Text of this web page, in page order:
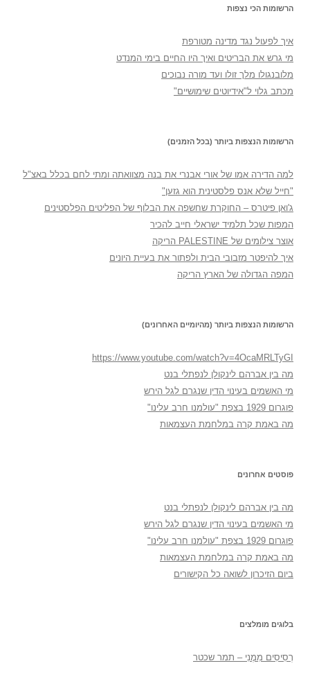
הרשומות הכי נצפות
איך לפעול נגד מדינה מטורפת
מי גרש את הבריטים ואיך היו החיים בימי המנדט
מלובנגולו מלך זולו ועד מורה נבוכים
מכתב גלוי ל"אידיוטים שימושיים"
הרשומות הנצפות ביותר (בכל הזמנים)
למה הדירה אמו של אורי אבנרי את בנה מצוואתה ומתי לחם בכלל באצ"ל
"חייל שלא אנס פלסטינית הוא גזען"
ג'ואן פיטרס – החוקרת שחשפה את הבלוף של הפליטים הפלסטינים
המפות שכל תלמיד ישראלי חייב להכיר
אוצר צילומים של PALESTINE הריקה
איך להיפטר מזבובי הבית ולפתור את בעיית היונים
המפה הגדולה של הארץ הריקה
הרשומות הנצפות ביותר (מהיומיים האחרונים)
https://www.youtube.com/watch?v=4OcaMRLTyGI
מה בין אברהם לינקולן לנפתלי בנט
מי האשמים בעינוי הדין שנגרם לגל הירש
פוגרום 1929 בצפת "עולמנו חרב עלינו"
מה באמת קרה במלחמת העצמאות
פוסטים אחרונים
מה בין אברהם לינקולן לנפתלי בנט
מי האשמים בעינוי הדין שנגרם לגל הירש
פוגרום 1929 בצפת "עולמנו חרב עלינו"
מה באמת קרה במלחמת העצמאות
ביום הזיכרון לשואה כל הקישורים
בלוגים מומלצים
רְסִיסִים מִמֶנִי – תמר שכטר